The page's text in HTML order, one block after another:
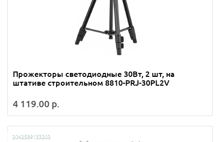
Прожекторы светодиодные 30Вт, 2 шт, на
штативе строительном 8810-PRJ-30PL2V
4 119.00 р.
2042589133203